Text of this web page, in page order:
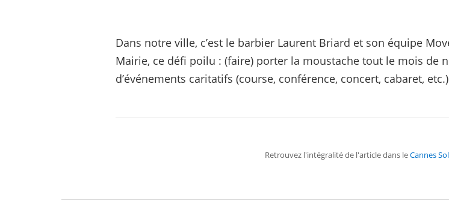
Dans notre ville, c’est le barbier Laurent Briard et son équipe
Mairie, ce défi poilu : (faire) porter la moustache tout le mois de
d’événements caritatifs (course, conférence, concert, cabaret,
Retrouvez l'intégralité de l'article dans leCannes